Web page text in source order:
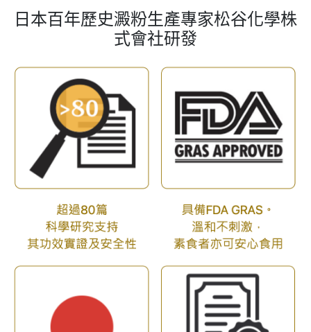
日本百年歷史澱粉生產專家松谷化學株
式會社研發